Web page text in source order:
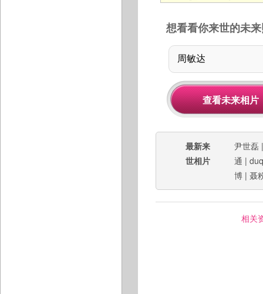
想看看你来世的未
最新来
世相片
尹世磊
通 |
博 | 聂
相关